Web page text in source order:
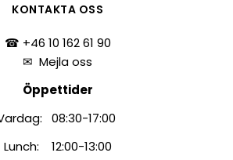
KONTAKTA OSS
☎ +46 10 162 61 90
✉Mejla oss
Öppettider
08:30-17:00
Lunch: 12:00-13:00